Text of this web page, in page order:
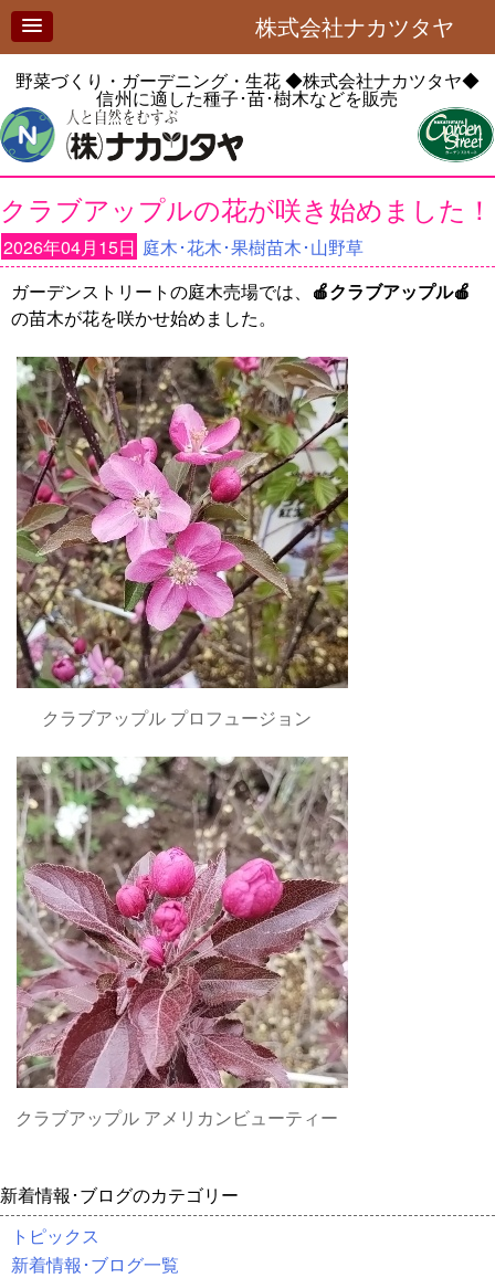
株式会社ナカツタヤ
野菜づくり・ガーデニング・生花◆株式会社ナカツタヤ◆
信州に適した種子･苗･樹木などを販売
クラブアップルの花が咲き始めました！
2026年04月15日 庭木･花木･果樹苗木･山野草
ガーデンストリートの庭木売場では、 🍎クラブアップル🍎
の苗木が花を咲かせ始めました。
クラブアップル プロフュージョン
クラブアップル アメリカンビューティー
新着情報･ブログのカテゴリー
トピックス
新着情報･ブログ一覧